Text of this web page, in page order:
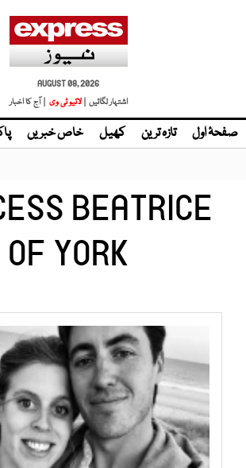
AUGUST 08, 2026
اشتہار لگائیں |
| آج کا اخبار
صفحۂ اول تازہ ترین کھیل خاص خبریں
BEATRICE
OF YORK